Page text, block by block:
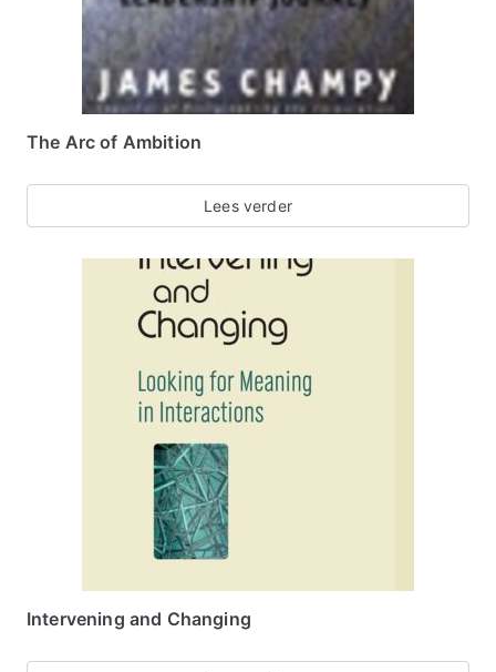
The Arc of Ambition
Lees verder
Intervening and Changing